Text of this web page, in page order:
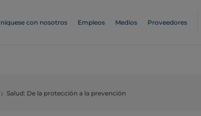
con nosotros Empleos Medios Proveedores
Salud: De la protección a la prevención